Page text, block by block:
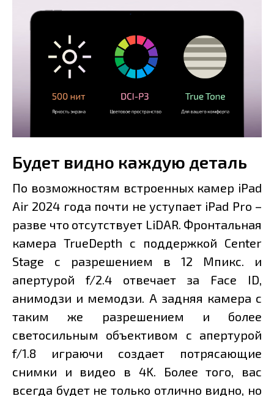
Будет видно каждую деталь
По возможностям встроенных камер iPad
Air 2024 года почти не уступает iPad Pro –
разве что отсутствует LiDAR. Фронтальная
камера TrueDepth c поддержкой Center
Stage с разрешением в 12 Мпикс. и
апертурой f/2.4 отвечает за Face ID,
анимодзи и мемодзи. А задняя камера с
таким же разрешением и более
светосильным объективом с апертурой
f/1.8 играючи создает потрясающие
снимки и видео в 4K. Более того, вас
всегда будет не только отлично видно, но